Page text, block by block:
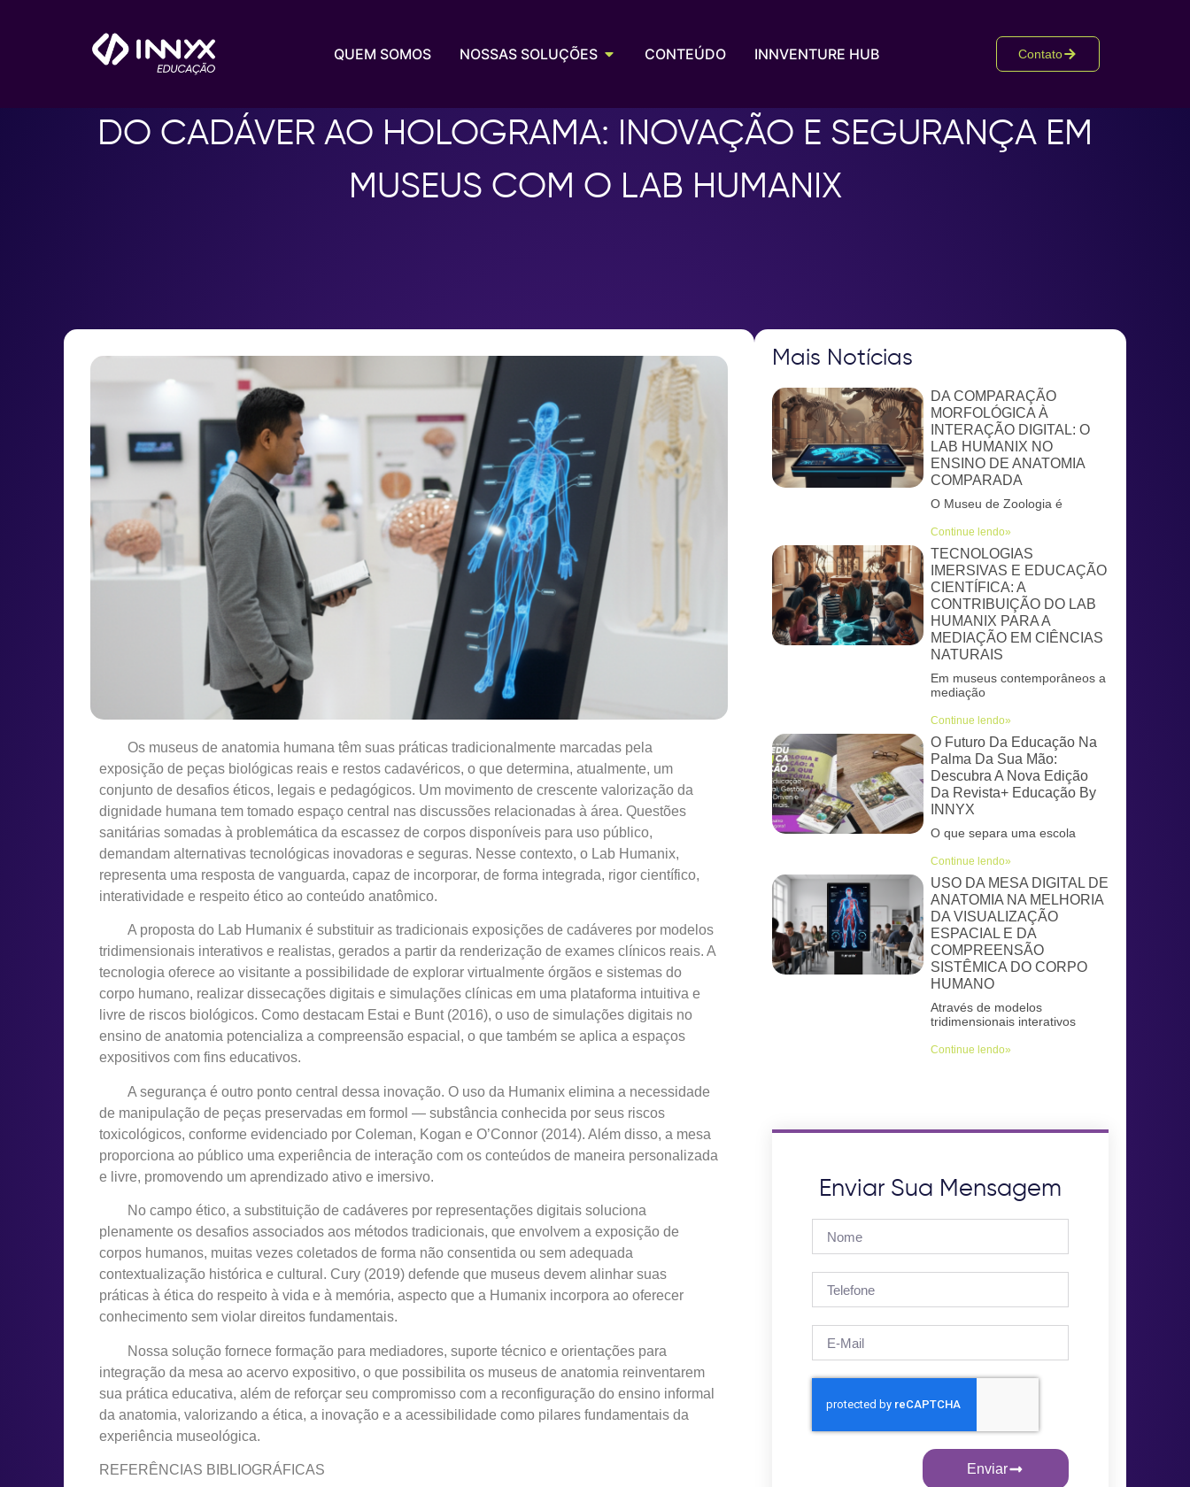
QUEM SOMOS NOSSAS SOLUÇÕES CONTEÚDO INNVENTURE HUB Contato
DO CADÁVER AO HOLOGRAMA: INOVAÇÃO E SEGURANÇA EM
MUSEUS COM O LAB HUMANIX
Os museus de anatomia humana têm suas práticas tradicionalmente marcadas pela
exposição de peças biológicas reais e restos cadavéricos, o que determina, atualmente, um
conjunto de desafios éticos, legais e pedagógicos. Um movimento de crescente valorização da
dignidade humana tem tomado espaço central nas discussões relacionadas à área. Questões
sanitárias somadas à problemática da escassez de corpos disponíveis para uso público,
demandam alternativas tecnológicas inovadoras e seguras. Nesse contexto, o Lab Humanix,
representa uma resposta de vanguarda, capaz de incorporar, de forma integrada, rigor científico,
interatividade e respeito ético ao conteúdo anatômico.
A proposta do Lab Humanix é substituir as tradicionais exposições de cadáveres por modelos
tridimensionais interativos e realistas, gerados a partir da renderização de exames clínicos reais. A
tecnologia oferece ao visitante a possibilidade de explorar virtualmente órgãos e sistemas do
corpo humano, realizar dissecações digitais e simulações clínicas em uma plataforma intuitiva e
livre de riscos biológicos. Como destacam Estai e Bunt (2016), o uso de simulações digitais no
ensino de anatomia potencializa a compreensão espacial, o que também se aplica a espaços
expositivos com fins educativos.
A segurança é outro ponto central dessa inovação. O uso da Humanix elimina a necessidade
de manipulação de peças preservadas em formol — substância conhecida por seus riscos
toxicológicos, conforme evidenciado por Coleman, Kogan e O’Connor (2014). Além disso, a mesa
proporciona ao público uma experiência de interação com os conteúdos de maneira personalizada
e livre, promovendo um aprendizado ativo e imersivo.
No campo ético, a substituição de cadáveres por representações digitais soluciona
plenamente os desafios associados aos métodos tradicionais, que envolvem a exposição de
corpos humanos, muitas vezes coletados de forma não consentida ou sem adequada
contextualização histórica e cultural. Cury (2019) defende que museus devem alinhar suas
práticas à ética do respeito à vida e à memória, aspecto que a Humanix incorpora ao oferecer
conhecimento sem violar direitos fundamentais.
Nossa solução fornece formação para mediadores, suporte técnico e orientações para
integração da mesa ao acervo expositivo, o que possibilita os museus de anatomia reinventarem
sua prática educativa, além de reforçar seu compromisso com a reconfiguração do ensino informal
da anatomia, valorizando a ética, a inovação e a acessibilidade como pilares fundamentais da
experiência museológica.
REFERÊNCIAS BIBLIOGRÁFICAS
Mais Notícias
DA COMPARAÇÃO
MORFOLÓGICA À
INTERAÇÃO DIGITAL: O
LAB HUMANIX NO
ENSINO DE ANATOMIA
COMPARADA
O Museu de Zoologia é
Continue lendo»
TECNOLOGIAS
IMERSIVAS E EDUCAÇÃO
CIENTÍFICA: A
CONTRIBUIÇÃO DO LAB
HUMANIX PARA A
MEDIAÇÃO EM CIÊNCIAS
NATURAIS
Em museus contemporâneos a
mediação
Continue lendo»
O Futuro Da Educação Na
Palma Da Sua Mão:
Descubra A Nova Edição
Da Revista+ Educação By
INNYX
O que separa uma escola
Continue lendo»
USO DA MESA DIGITAL DE
ANATOMIA NA MELHORIA
DA VISUALIZAÇÃO
ESPACIAL E DA
COMPREENSÃO
SISTÊMICA DO CORPO
HUMANO
Através de modelos
tridimensionais interativos
Continue lendo»
Enviar Sua Mensagem
Enviar